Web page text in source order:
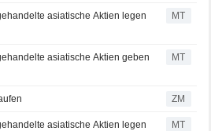
asiatische Aktien legen
MT
asiatische Aktien geben
MT
kaufen ZM
asiatische Aktien legen
MT